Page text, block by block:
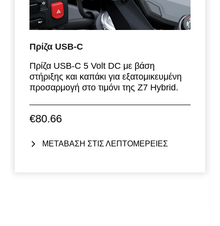
Πρίζα USB-C
Πρίζα USB-C 5 Volt DC με βάση
στήριξης και καπάκι για εξατομικευμένη
προσαρμογή στο τιμόνι της Z7 Hybrid.
€80.66
ΜΕΤΑΒΑΣΗ ΣΤΙΣ ΛΕΠΤΟΜΕΡΕΙΕΣ